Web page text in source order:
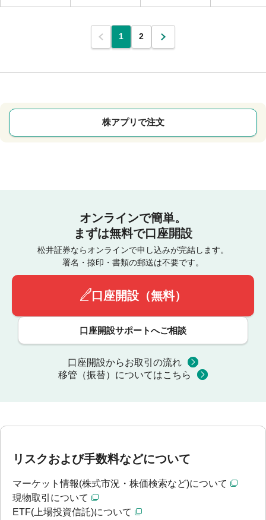
1 2
株アプリで注文
オンラインで簡単。
まずは無料で口座開設
松井証券ならオンラインで申し込みが完結します。
署名・捺印・書類の郵送は不要です。
口座開設（無料）
口座開設サポートへご相談
口座開設からお取引の流れ
移管（振替）についてはこちら
リスクおよび手数料などについて
マーケット情報(株式市況・株価検索など)について
現物取引について
ETF(上場投資信託)について